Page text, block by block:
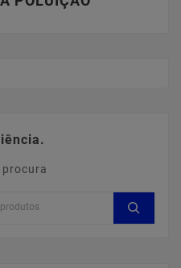
procura